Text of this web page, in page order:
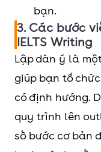
bạn.
3. Các bước
IELTS Writing
Lập dàn ý là
giúp bạn tổ
có định hướng.
quy trình lên
số bước cơ bản